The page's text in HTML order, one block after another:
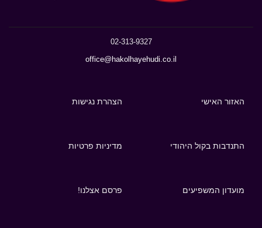
02-313-9327
office@hakolhayehudi.co.il
האזור האישי הצהרת נגישות
התנדבות בקול היהודי מדיניות פרטיות
מועדון המשפיעים פרסם אצלנו!